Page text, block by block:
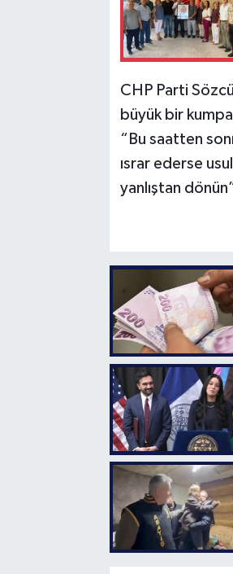
CHP Parti
büyük bir
“Bu saatten
ısrar ederse
yanlıştan